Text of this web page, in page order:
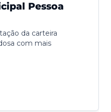
Pessoa
da carteira
com mais